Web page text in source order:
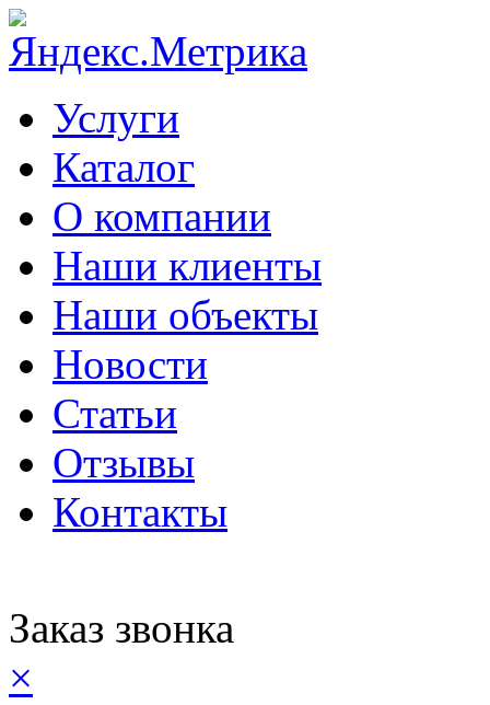
Услуги
Каталог
О компании
Наши клиенты
Наши объекты
Новости
Статьи
Отзывы
Контакты
Заказ звонка
×